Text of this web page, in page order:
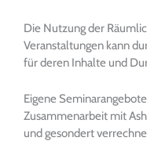
Die Nutzung der
Veranstaltungen kann
für deren Inhalte und
Eigene
Zusammenarbeit mit
und gesondert